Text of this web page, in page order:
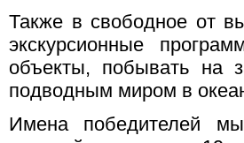
Также в свободное от
экскурсионные
объекты, побывать на
подводным миром в
Имена победителей мы